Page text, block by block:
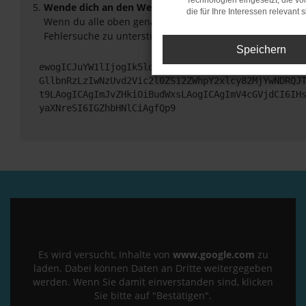
Wende dich an den Webseitenbetreiber.
Wenn du alle oben genannten Schritte versucht hast,
Fehlersuche zu unterstützen:
yaXNreSI6IGZhbHNlCiAgfQp9
Es wird versucht, Inhalte von www.google.com zu
laden. Dabei können Daten an Dritte weitergegeben
werden. Wenn Sie damit einverstanden sind, klicken
Sie bitte auf "Bestätigen".
die für Ihre Interessen relevant
Speichern